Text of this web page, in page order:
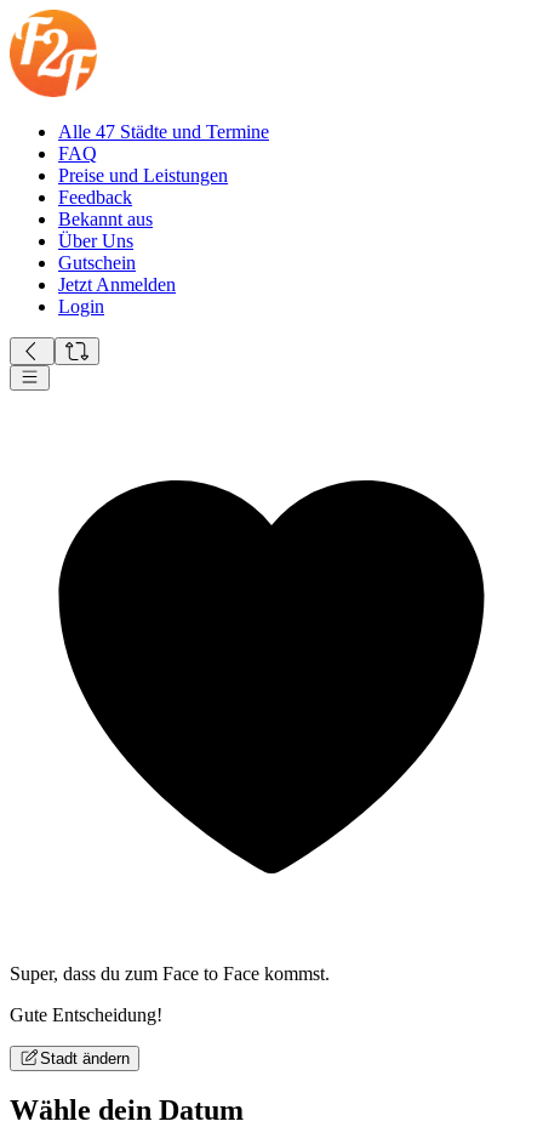
Alle 47 Städte und Termine
FAQ
Preise und Leistungen
Feedback
Bekannt aus
Über Uns
Gutschein
Jetzt Anmelden
Login
Super, dass du zum Face to Face kommst.
Gute Entscheidung!
Stadt ändern
Wähle dein Datum